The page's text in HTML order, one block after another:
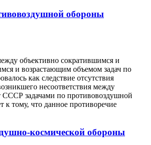
обороны
объективно сократившимся и
и возрастающим объемом задач по
как следствие отсутствия
несоответствия между
СССР задачами по противовоздушной
тому, что данное противоречие
космической обороны